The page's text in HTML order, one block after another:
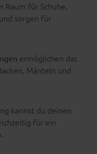
Raum für Schuhe,
sorgen für
ermöglichen das
Mänteln und
kannst du deinen
für ein